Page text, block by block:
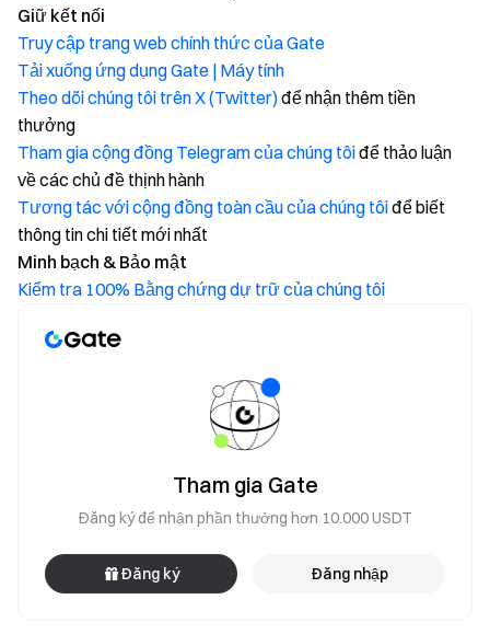
Giữ kết nối
Truy cập trang web chính thức của Gate
Tải xuống ứng dụng Gate | Máy tính
Theo dõi chúng tôi trên X (Twitter)để nhận thêm tiền
thưởng
Tham gia cộng đồng Telegram của chúng tôiđể thảo luận
về các chủ đề thịnh hành
Tương tác với cộng đồng toàn cầu của chúng tôiđể biết
thông tin chi tiết mới nhất
Minh bạch & Bảo mật
Kiểm tra 100% Bằng chứng dự trữ của chúng tôi
Tham gia Gate
Đăng ký để nhận phần thưởng hơn 10.000 USDT
Đăng ký Đăng nhập